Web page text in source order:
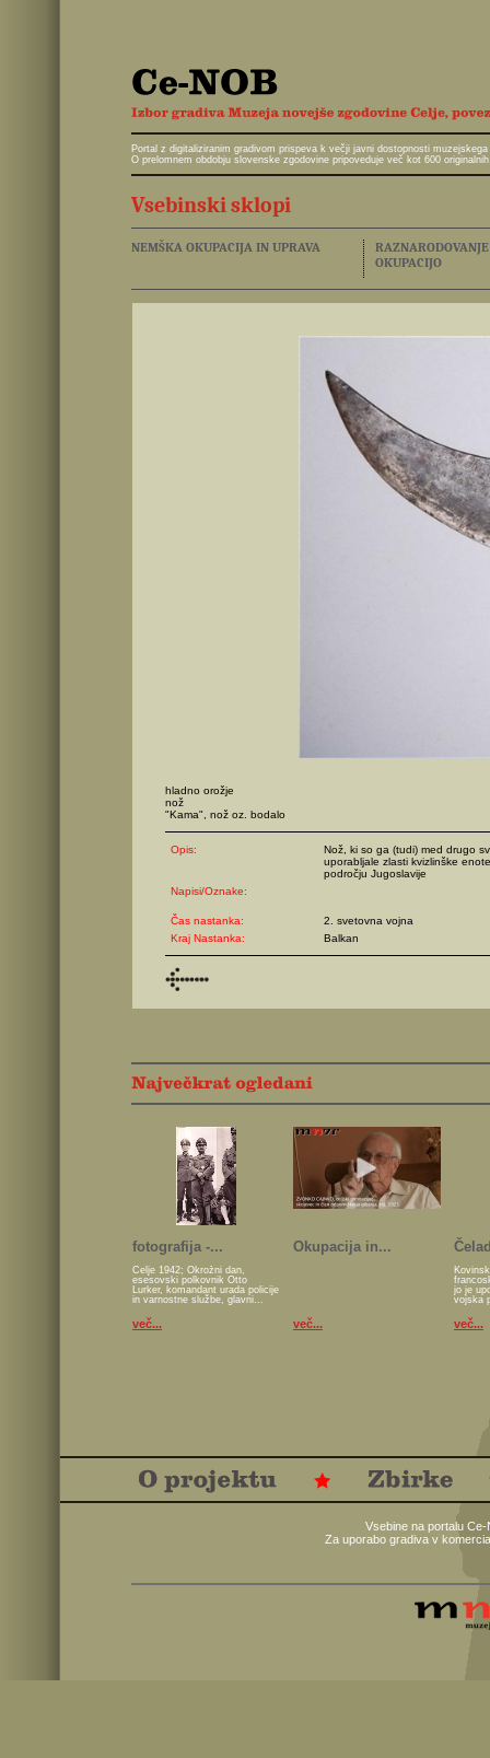
Portal z digitaliziranim gradivom prispeva k večji javni dostopnosti
O prelomnem obdobju slovenske zgodovine pripoveduje več kot 600
Vsebinski sklopi
NEMŠKA OKUPACIJA IN UPRAVA
OKUPACIJO
hladno orožje
nož
"Kama", nož oz. bodalo
Opis:
Nož, ki so ga (tudi) med drugo
uporabljale zlasti kvizlinške
področju Jugoslavije
Napisi/Oznake:
Čas nastanka:
2. svetovna vojna
Kraj Nastanka:
Balkan
fotografija -...
Celje 1942; Okrožni dan,
esesovski polkovnik Otto
Lurker, komandant urada policije
in varnostne službe, glavni...
več...
Okupacija in...
več...
jo je
vojska
več...
Vsebine na portalu
Za uporabo gradiva v